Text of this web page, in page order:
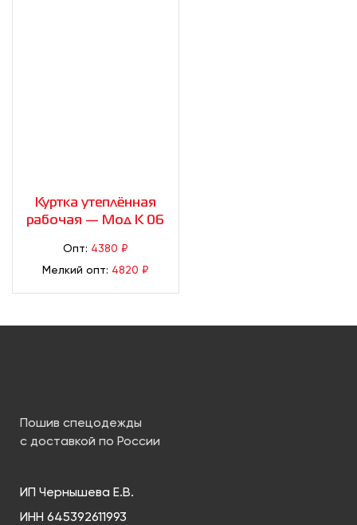
Куртка утеплённая
рабочая — Мод К 06
Опт: 4380 ₽
Мелкий опт: 4820 ₽
Пошив спецодежды
с доставкой по России
ИП Чернышева Е.В.
ИНН 645392611993